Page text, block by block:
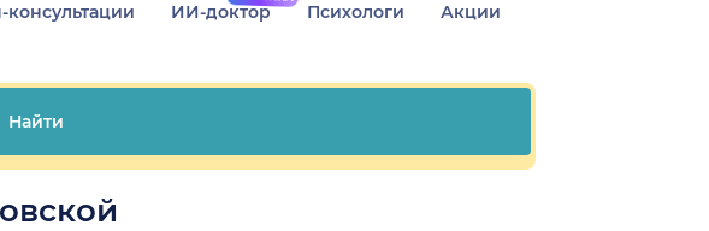
ИИ-доктор Психологи Акции
Найти